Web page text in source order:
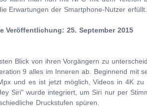
Erwartungen der Smartphone-Nutzer erfüllt.
Veröffentlichung: 25. September 2015
Blick von ihren Vorgängern zu
9 alles im Inneren ab. Beginnend mit
und es ist jetzt möglich, Videos in 4K
Siri" wurde integriert, um Siri nur per
Druckstufen spüren.